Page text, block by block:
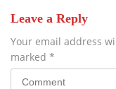
Leave a Reply
Your email address
marked *